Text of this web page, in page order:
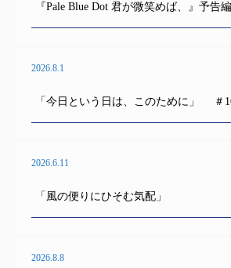
『Pale Blue Dot 君が微笑めば、』予告編
2026.8.1
「今日という日は、このために」 ＃
2026.6.11
「風の便りにひそむ気配」
2026.8.8